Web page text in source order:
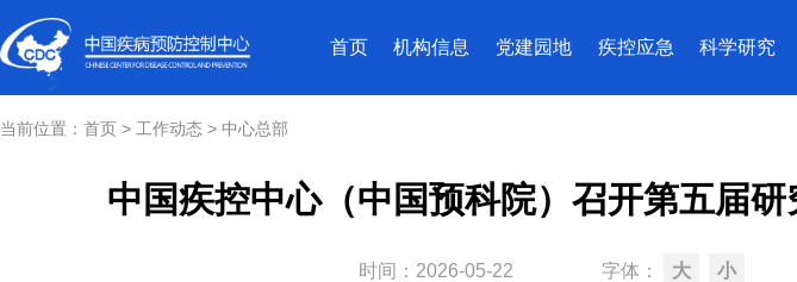
首页 机构信息 党建园地 疾控应急 科学研究
当前位置： 首页 > 工作动态 > 中心总部
中国疾控中心（中国预科院）召开第五届
时间： 2026-05-22 字体： 大 小